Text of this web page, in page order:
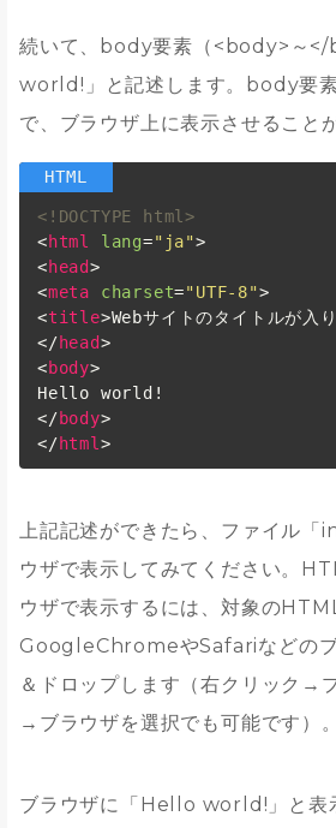
続いて、body要素（<body>～
world!」と記述します。body要
で、ブラウザ上に表示させること
<!DOCTYPE html>
<html lang="ja">
<head>
<meta charset="UTF-8">
<title>Webサイトのタイトルが入
</head>
<body>
</body>
</html >
上記記述ができたら、ファイル
ウザで表示してみてください。
ウザで表示するには、対象の
GoogleChromeやSafariなどのブ
＆ドロップします（右クリック→
→ブラウザを選択でも可能です）。
ブラウザに「Hello world!」と表